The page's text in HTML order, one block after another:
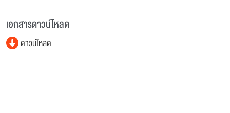
เอกสารดาวน์โหลด
ดาวน์โหลด